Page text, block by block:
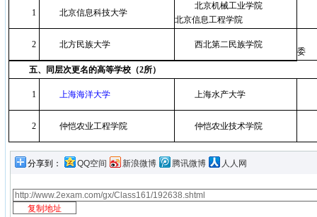
1 北京信息科技大学
北京机械工业学院
北京信息工程学院
2 北方民族大学 西北第二民族学院
委
五、同层次更名的高等学校（2所）
1 上海海洋大学 上海水产大学
2 仲恺农业工程学院 仲恺农业技术学院
分享到： QQ空间 新浪微博 腾讯微博 人人网